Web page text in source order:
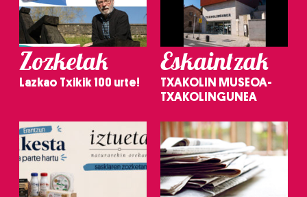
Zozketak
Lazkao Txikik 100 urte!
Eskaintzak
TXAKOLIN MUSEOA-
TXAKOLINGUNEA